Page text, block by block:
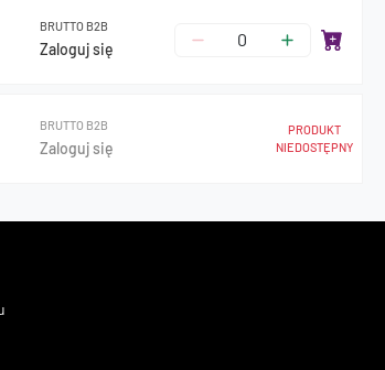
BRUTTO B2B
Zaloguj się
BRUTTO B2B
Zaloguj się
PRODUKT
NIEDOSTĘPNY